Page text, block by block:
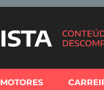
MOTORES